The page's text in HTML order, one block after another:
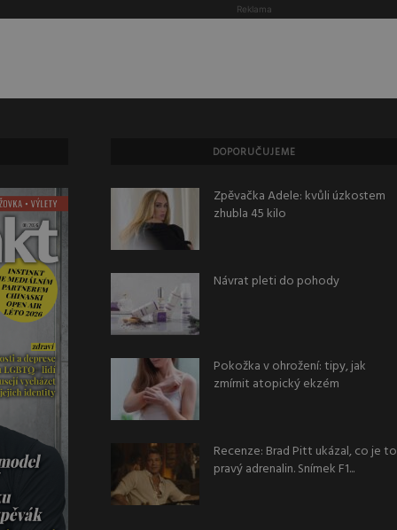
Reklama
DOPORUČUJEME
Zpěvačka Adele: kvůli úzkostem
zhubla 45 kilo
Návrat pleti do pohody
Pokožka v ohrožení: tipy, jak
zmírnit atopický ekzém
Recenze: Brad Pitt ukázal, co je to
pravý adrenalin. Snímek F1...